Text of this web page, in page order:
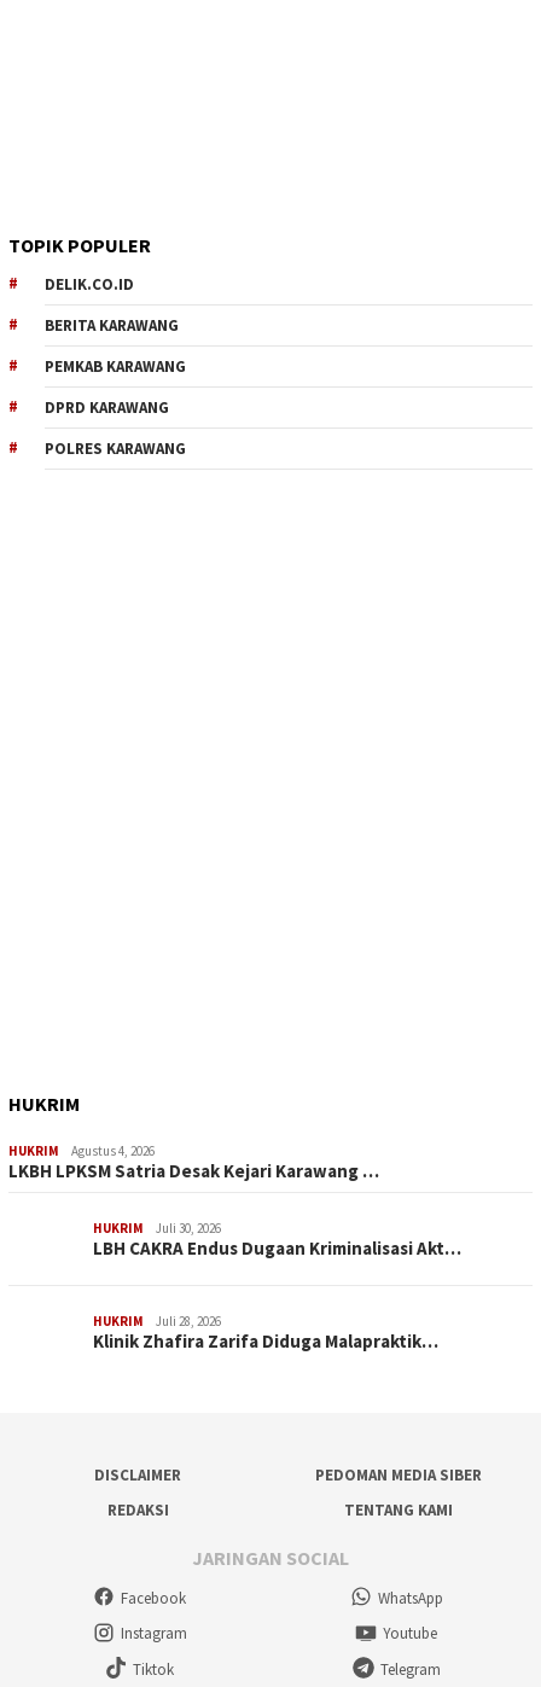
TOPIK POPULER
DELIK.CO.ID
BERITA KARAWANG
PEMKAB KARAWANG
DPRD KARAWANG
POLRES KARAWANG
HUKRIM
HUKRIM Agustus 4, 2026
LKBH LPKSM Satria Desak Kejari Karawang …
HUKRIM Juli 30, 2026
LBH CAKRA Endus Dugaan Kriminalisasi Akt…
HUKRIM Juli 28, 2026
Klinik Zhafira Zarifa Diduga Malapraktik…
DISCLAIMER
PEDOMAN MEDIA SIBER
REDAKSI
TENTANG KAMI
JARINGAN SOCIAL
Facebook
WhatsApp
Instagram
Youtube
Tiktok
Telegram